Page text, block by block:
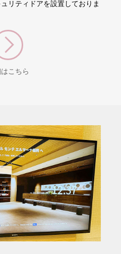
リティドアを設置しておりま
こちら